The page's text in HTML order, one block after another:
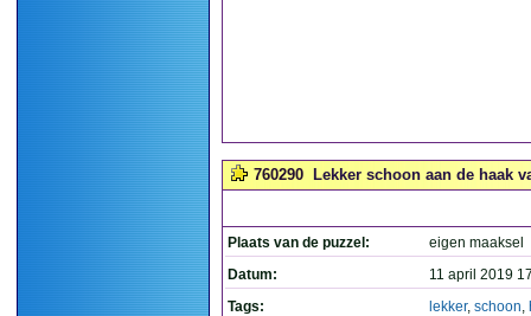
760290 Lekker schoon aan de haak
Plaats van de puzzel:
eigen maaksel
Datum:
11 april 2019
Tags:
lekker, schoon,